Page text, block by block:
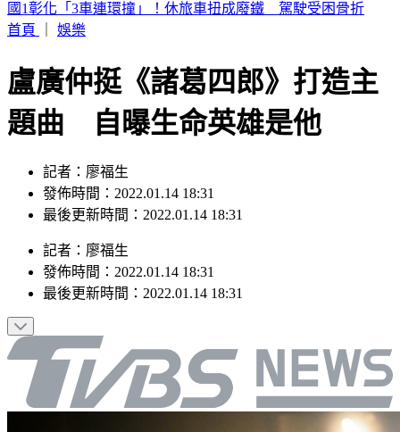
川普簽公告「劍指中國」！多晶矽15%關稅 12/4上路
首頁
娛樂
盧廣仲挺《諸葛四郎》打造主
題曲 自曝生命英雄是他
記者：廖福生
發佈時間：2022.01.14 18:31
最後更新時間：2022.01.14 18:31
記者 ： 廖福生
發佈時間： 2022.01.14 18:31
最後更新時間： 2022.01.14 18:31